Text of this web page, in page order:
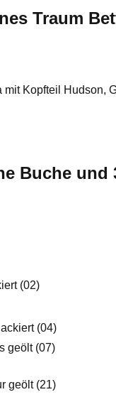
Traum
Kopfteil Hudson,
Buche und
(02)
(04)
geölt (07)
geölt (21)